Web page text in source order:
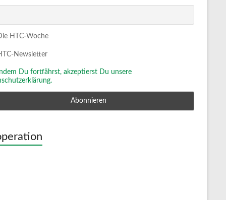
HTC-Woche
Newsletter
Indem Du fortfährst, akzeptierst Du unsere